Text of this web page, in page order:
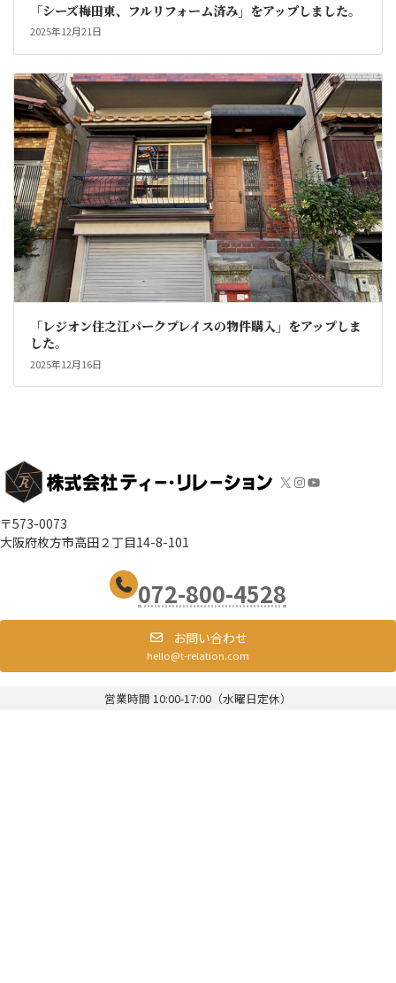
「シーズ梅田東、フルリフォーム済み」をアップしました。
2025年12月21日
「レジオン住之江パークプレイスの物件購入」をアップしま
した。
2025年12月16日
X Instagram
YouTube
〒573-0073
大阪府枚方市高田２丁目14-8-101
072-800-4528
お問い合わせ
hello@t-relation.com
営業時間 10:00-17:00（水曜日定休）